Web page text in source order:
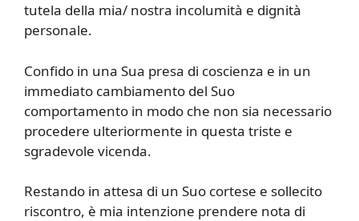
tutela della mia/ nostra incolumità e dignità
personale.
Confido in una Sua presa di coscienza e in un
immediato cambiamento del Suo
comportamento in modo che non sia necessario
procedere ulteriormente in questa triste e
sgradevole vicenda.
Restando in attesa di un Suo cortese e sollecito
riscontro, è mia intenzione prendere nota di